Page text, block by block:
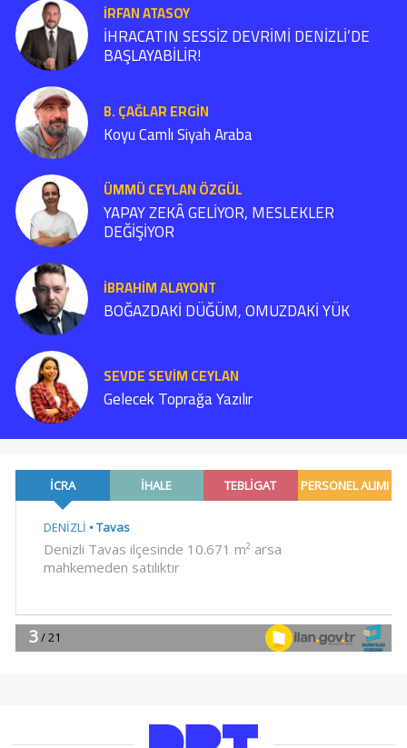
İRFAN ATASOY
İHRACATIN SESSİZ DEVRİMİ DENİZLİ’DE
BAŞLAYABİLİR!
B. ÇAĞLAR ERGIN
Koyu Camlı Siyah Araba
ÜMMÜ CEYLAN ÖZGÜL
YAPAY ZEKÂ GELİYOR, MESLEKLER
DEĞİŞİYOR
İBRAHIM ALAYONT
BOĞAZDAKİ DÜĞÜM, OMUZDAKİ YÜK
SEVDE SEVİM CEYLAN
Gelecek Toprağa Yazılır